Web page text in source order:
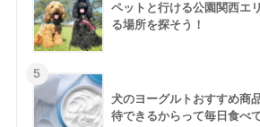
ペットと行ける公園関西エ
る場所を探そう！
犬のヨーグルトおすすめ商
待できるからって毎日食べ